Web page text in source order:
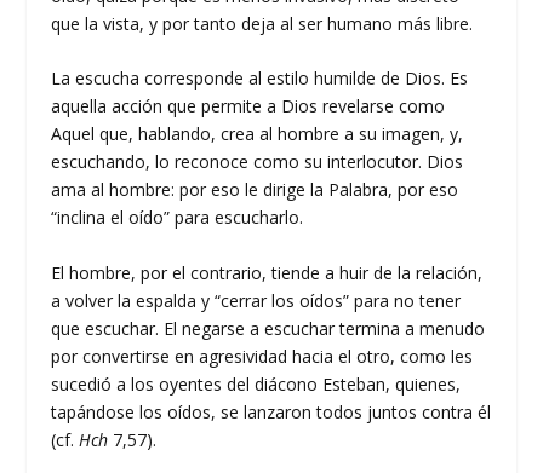
que la vista, y por tanto deja al ser humano más libre.
La escucha corresponde al estilo humilde de Dios. Es
aquella acción que permite a Dios revelarse como
Aquel que, hablando, crea al hombre a su imagen, y,
escuchando, lo reconoce como su interlocutor. Dios
ama al hombre: por eso le dirige la Palabra, por eso
“inclina el oído” para escucharlo.
El hombre, por el contrario, tiende a huir de la relación,
a volver la espalda y “cerrar los oídos” para no tener
que escuchar. El negarse a escuchar termina a menudo
por convertirse en agresividad hacia el otro, como les
sucedió a los oyentes del diácono Esteban, quienes,
tapándose los oídos, se lanzaron todos juntos contra él
(cf. Hch 7,57).